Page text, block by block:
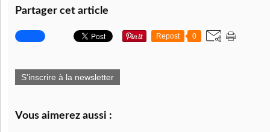
Partager cet article
Repost 0
S'inscrire à la newsletter
Vous aimerez aussi :